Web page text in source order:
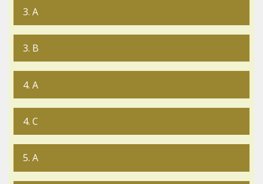
3. A
3. B
4. A
4. C
5. A